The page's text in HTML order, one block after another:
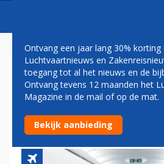
OPTIMISTISCH
OP ZOEK NAAR
CABINEPERSONEEL
Ontvang een jaar lang 30%
Luchtvaartnieuws en
toegang tot al het nieuws en de
Ontvang tevens 12 maanden het
Magazine in de mail of op de mat.
Bekijk aanbieding